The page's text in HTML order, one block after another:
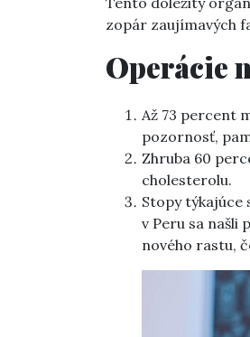
zopár zaujímavých
Operácie
Až 73 percent
pozornosť,
Zhruba 60
cholesterolu.
Stopy týkajúce
v Peru sa našli
nového rastu,